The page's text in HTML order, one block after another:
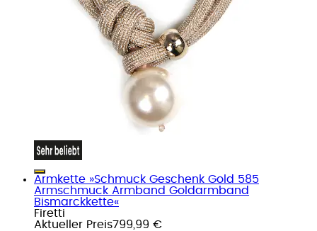
Armkette »Schmuck Geschenk Gold 585
Armschmuck Armband Goldarmband
Bismarckkette«
Firetti
Aktueller Preis799,99 €